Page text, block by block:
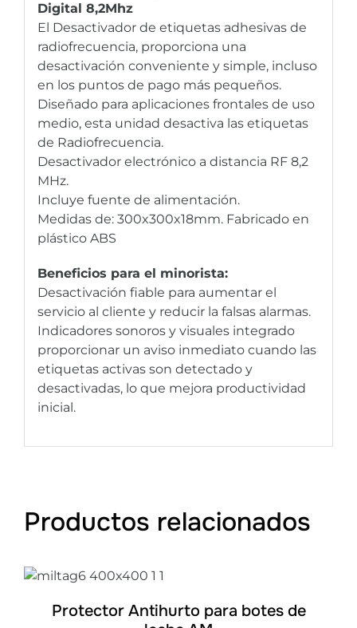
Digital 8,2Mhz
El Desactivador de etiquetas adhesivas de
radiofrecuencia, proporciona una
desactivación conveniente y simple, incluso
en los puntos de pago más pequeños.
Diseñado para aplicaciones frontales de uso
medio, esta unidad desactiva las etiquetas
de Radiofrecuencia.
Desactivador electrónico a distancia RF 8,2
MHz.
Incluye fuente de alimentación.
Medidas de: 300x300x18mm. Fabricado en
plástico ABS
Beneficios para el minorista:
Desactivación fiable para aumentar el
servicio al cliente y reducir la falsas alarmas.
Indicadores sonoros y visuales integrado
proporcionar un aviso inmediato cuando las
etiquetas activas son detectado y
desactivadas, lo que mejora productividad
inicial.
Productos relacionados
DETALLES
Protector Antihurto para botes de